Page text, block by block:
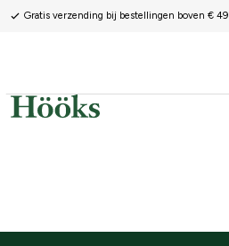
Gratis verzending bij bestellingen boven € 49